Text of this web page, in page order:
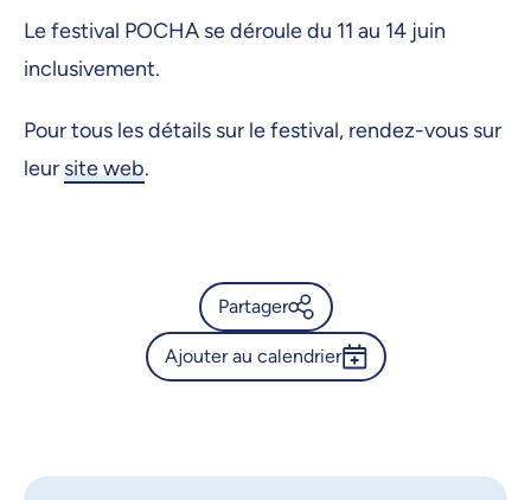
Le festival POCHA se déroule du 11 au 14 juin
inclusivement.
Pour tous les détails sur le festival, rendez-vous sur
leur site web.
Partager
Calendrier de l’Université de
Ajouter au calendrier